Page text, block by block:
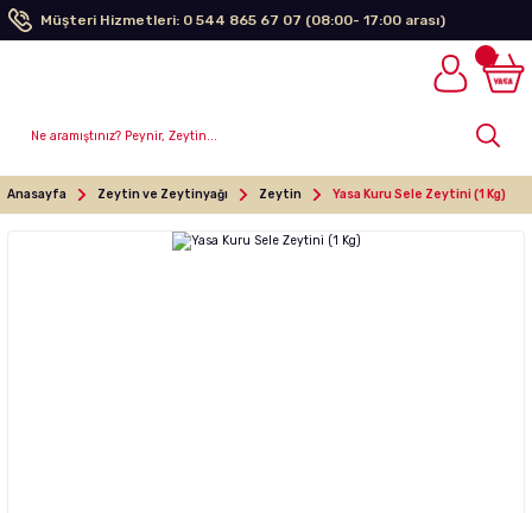
Müşteri Hizmetleri: 0 544 865 67 07 (08:00- 17:00 arası)
Anasayfa Zeytin ve Zeytinyağı Zeytin Yasa Kuru Sele Zeytini (1 Kg)